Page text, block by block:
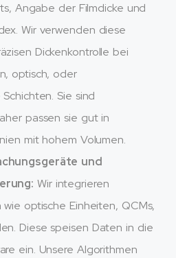
Angabe der Filmdicke und
Wir verwenden diese
Dickenkontrolle bei
optisch, oder
Sie sind
passen sie gut in
mit hohem Volumen.
und
Wir integrieren
optische Einheiten, QCMs,
Diese speisen Daten in die
ein. Unsere Algorithmen